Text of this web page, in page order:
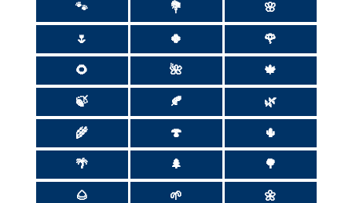
🐾 💐 🌸
🌷 🍀 🌹
🌻 🌺 🍁
🍃 🍂 🌿
🌾 🍄 🌵
🌴 🌲 🌳
🌰 🌱 🌼